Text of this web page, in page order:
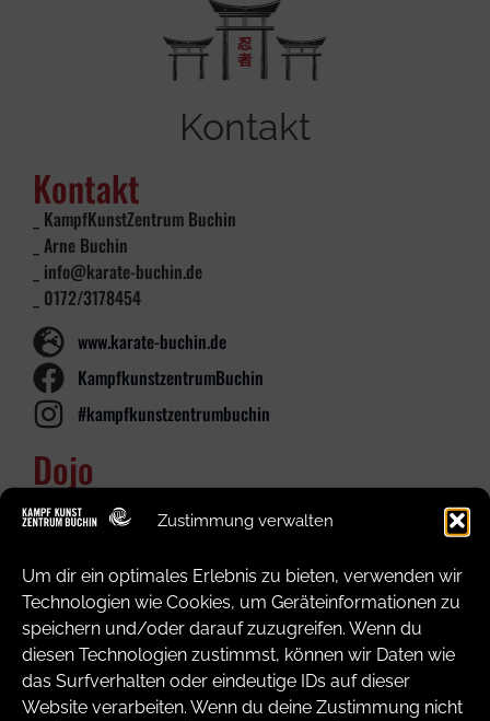
Zustimmung verwalten
Um dir ein optimales Erlebnis zu bieten, verwenden wir
Technologien wie Cookies, um Geräteinformationen zu
speichern und/oder darauf zuzugreifen. Wenn du
diesen Technologien zustimmst, können wir Daten wie
das Surfverhalten oder eindeutige IDs auf dieser
Website verarbeiten. Wenn du deine Zustimmung nicht
Kontakt
Kontakt
_ KampfKunstZentrum Buchin
_ Arne Buchin
_ info@karate-buchin.de
_ 0172/3178454
www.karate-buchin.de
KampfkunstzentrumBuchin
#kampfkunstzentrumbuchin
Dojo
Kunst
_ Werftstraße 35 _ 18057 Rostock